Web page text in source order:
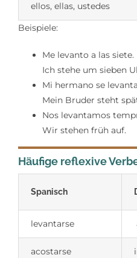
ellos, ellas, ustedes
Beispiele:
Me levanto a las siete.
Ich stehe um sieben
Mi hermano se
Mein Bruder steht
Nos levantamos
Wir stehen früh auf.
Häufige reflexive
Spanisch
levantarse
acostarse